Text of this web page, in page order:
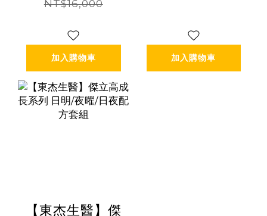
NT$16,000
加入購物車 加入購物車
【東杰生醫】傑